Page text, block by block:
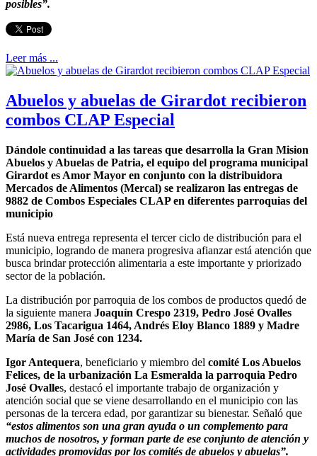
posibles”.
Leer más ...
Abuelos y abuelas de Girardot recibieron
combos CLAP Especial
Dándole continuidad a las tareas que desarrolla la Gran Mision
Abuelos y Abuelas de Patria, el equipo del programa municipal
Girardot es Amor Mayor en conjunto con la distribuidora
Mercados de Alimentos (Mercal) se realizaron las entregas de
9882 de Combos Especiales CLAP en diferentes parroquias del
municipio
Está nueva entrega representa el tercer ciclo de distribución para el
municipio, logrando de manera progresiva afianzar está atención que
busca brindar protección alimentaria a este importante y priorizado
sector de la población.
La distribución por parroquia de los combos de productos quedó de
la siguiente manera Joaquín Crespo 2319, Pedro José Ovalles
2986, Los Tacarigua 1464, Andrés Eloy Blanco 1889 y Madre
María de San José con 1234.
Igor Antequera, beneficiario y miembro del comité Los Abuelos
Felices, de la urbanización La Esmeralda la parroquia Pedro
José Ovalles, destacó el importante trabajo de organización y
atención social que se viene desarrollando en el municipio con las
personas de la tercera edad, por garantizar su bienestar. Señaló que
“estos alimentos son una gran ayuda o un complemento para
muchos de nosotros, y forman parte de ese conjunto de atención y
actividades promovidas por los comités de abuelos y abuelas”.